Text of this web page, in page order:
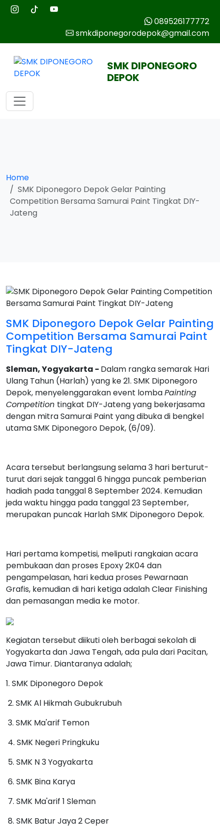
089526177772
smkdiponegorodepok@gmail.com
SMK DIPONEGORO
DEPOK
Home
SMK Diponegoro Depok Gelar Painting
Competition Bersama Samurai Paint Tingkat DIY-
Jateng
SMK Diponegoro Depok Gelar Painting
Competition Bersama Samurai Paint
Tingkat DIY-Jateng
Sleman, Yogyakarta - Dalam rangka semarak Hari
Ulang Tahun (Harlah) yang ke 21. SMK Diponegoro
Depok, menyelenggarakan event lombaPainting
Competition tingkat DIY-Jateng yang bekerjasama
dengan mitra Samurai Paint yang dibuka di bengkel
utama SMK Diponegoro Depok, (6/09).
Acara tersebut berlangsung selama 3 hari berturut-
turut dari sejak tanggal 6 hingga puncak pemberian
hadiah pada tanggal 8 September 2024. Kemudian
jeda waktu hingga pada tanggal 23 September,
merupakan puncak Harlah SMK Diponegoro Depok.
Hari pertama kompetisi, meliputi rangkaian acara
pembukaan dan proses Epoxy 2K04 dan
pengampelasan, hari kedua proses Pewarnaan
Grafis, kemudian di hari ketiga adalah Clear Finishing
dan pemasangan media ke motor.
Kegiatan tersebut diikuti oleh berbagai sekolah di
Yogyakarta dan Jawa Tengah, ada pula dari Pacitan,
Jawa Timur. Diantaranya adalah;
1. SMK Diponegoro Depok
2. SMK Al Hikmah Gubukrubuh
3. SMK Ma'arif Temon
4. SMK Negeri Pringkuku
5. SMK N 3 Yogyakarta
6. SMK Bina Karya
7. SMK Ma'arif 1 Sleman
8. SMK Batur Jaya 2 Ceper